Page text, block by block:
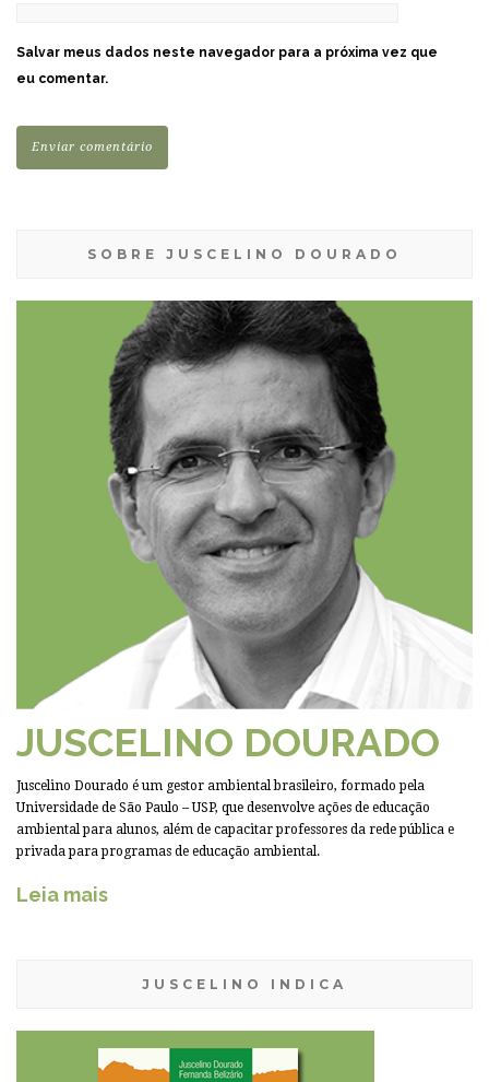
Salvar meus dados neste navegador para a próxima vez que
eu comentar.
SOBRE JUSCELINO DOURADO
JUSCELINO DOURADO
Juscelino Dourado é um gestor ambiental brasileiro, formado pela
Universidade de São Paulo – USP, que desenvolve ações de educação
ambiental para alunos, além de capacitar professores da rede pública e
privada para programas de educação ambiental.
Leia mais
JUSCELINO INDICA